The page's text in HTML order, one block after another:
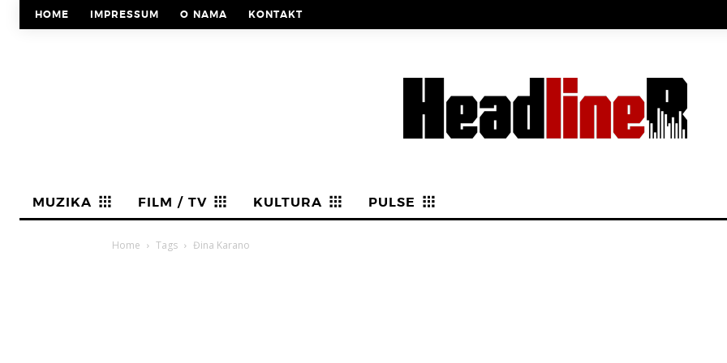
HOME IMPRESSUM O NAMA KONTAKT
MUZIKA FILM / TV KULTURA PULSE
Home Tags Đina Karano